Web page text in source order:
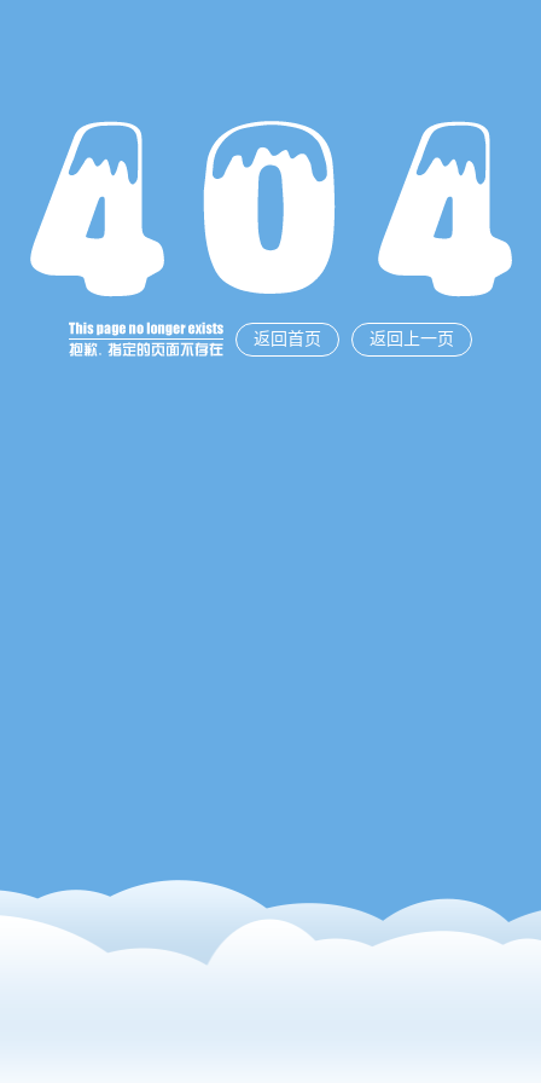
返回首页 返回上一页